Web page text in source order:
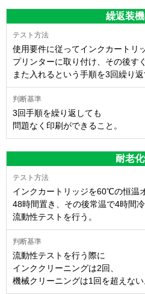
繰返装
使用要件に従ってインクカートリ
プリンターに取り付け、その後す
また入れるという手順を3回繰り返
3回手順を繰り返しても
問題なく印刷ができること。
耐老
インクカートリッジを60℃の恒温
48時間置き、その後常温で4時間冷
流動性テストを行う。
流動性テストを行う際に
インククリーニングは2回、
機械クリーニングは1回を超えない